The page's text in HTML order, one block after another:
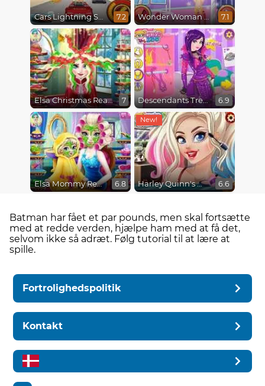
Cars Lightning Speed 7.2 Wonder Woman Fashion Event 7.1
Elsa Christmas Real Haircuts 7 Descendants Trendsetters 6.9
Elsa Mommy Real Makeover 6.8 Harley Quinn's Modern Makeover 6.6
Batman har fået et par pounds, men skal fortsætte
med at redde verden, hjælpe ham med at få det,
selvom ikke så adræt. Følg tutorial til at lære at
spille.
Fortrolighedspolitik
Kontakt